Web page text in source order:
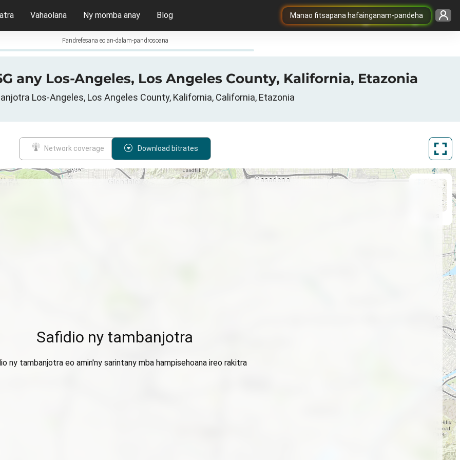
Manao fitsapana hafainganam-pandeha
Vahaolana Ny momba anay Blog
Fandrefesana eo an-dalam-pandrosoana
any Los-Angeles, Los Angeles County, Kalifornia, Etazonia
Los-Angeles, Los Angeles County, Kalifornia, California, Etazonia
Network coverage Download bitrates
Safidio ny tambanjotra
ny tambanjotra eo amin'ny sarintany mba hampisehoana ireo rakitra